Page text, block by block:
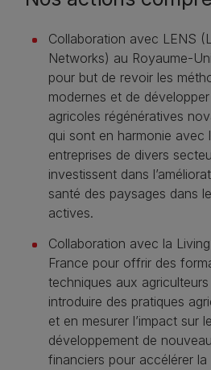
Collaboration avec LENS
Networks) au Royaume-
pour but de revoir les
modernes et de
agricoles régénératives
qui sont en harmonie avec
entreprises de divers
investissent dans
santé des paysages dans
actives.
Collaboration avec la
France pour offrir des
techniques aux
introduire des pratiques
et en mesurer l’impact sur
développement de
financiers pour accélérer la